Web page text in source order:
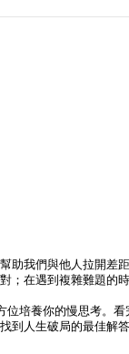
助我們與他人拉開
；在遇到複雜難題
培養你的慢思考。
到人生破局的最佳解答